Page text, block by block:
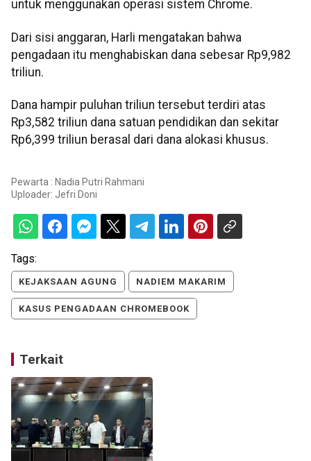
untuk menggunakan operasi sistem Chrome.
Dari sisi anggaran, Harli mengatakan bahwa
pengadaan itu menghabiskan dana sebesar Rp9,982
triliun.
Dana hampir puluhan triliun tersebut terdiri atas
Rp3,582 triliun dana satuan pendidikan dan sekitar
Rp6,399 triliun berasal dari dana alokasi khusus.
Pewarta : Nadia Putri Rahmani
Uploader: Jefri Doni
Tags:
KEJAKSAAN AGUNG NADIEM MAKARIM
KASUS PENGADAAN CHROMEBOOK
Terkait